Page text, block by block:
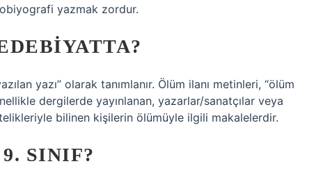
yazmak zordur.
yazı” olarak tanımlanır. Ölüm ilanı metinleri, “ölüm
dergilerde yayınlanan, yazarlar/sanatçılar veya
bilinen kişilerin ölümüyle ilgili makalelerdir.
SINIF?